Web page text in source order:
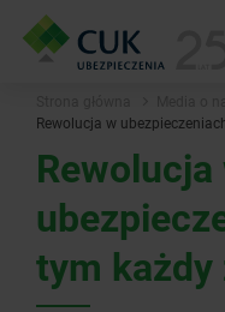
Rewolucja w
Rewolucja
tym każdy